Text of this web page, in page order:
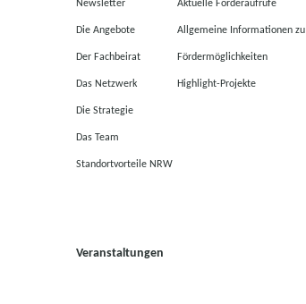
Newsletter
Die Angebote
Der Fachbeirat
Das Netzwerk
Die Strategie
Das Team
Standortvorteile NRW
Veranstaltungen
Aktuelle Förderaufrufe
Allgemeine Informationen zu
Fördermöglichkeiten
Highlight-Projekte